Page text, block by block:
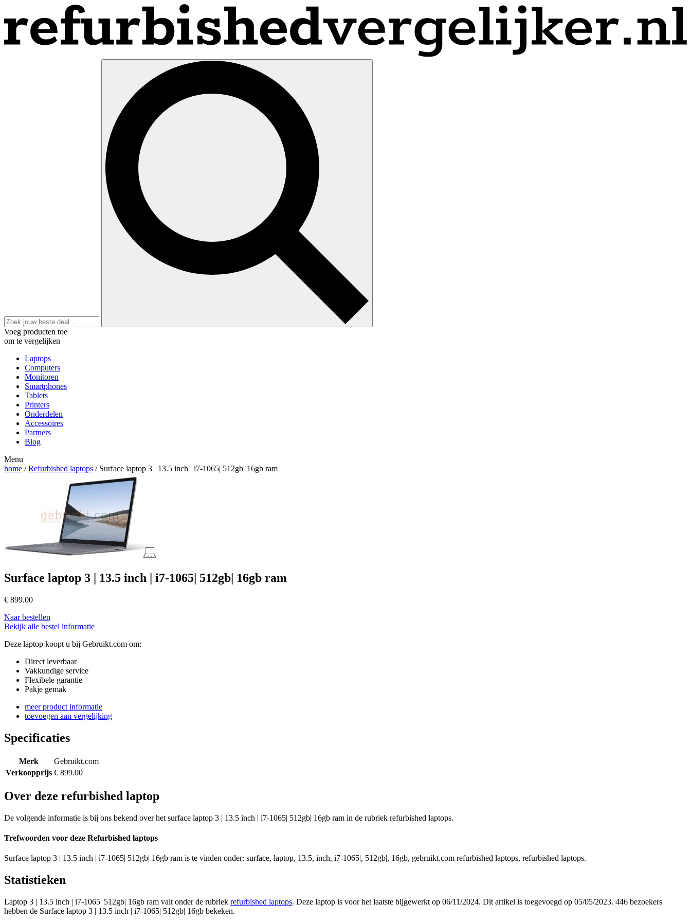
Voeg producten toe
om te vergelijken
Laptops
Computers
Monitoren
Smartphones
Tablets
Printers
Onderdelen
Accessoires
Partners
Blog
Menu
home /Refurbished laptops / Surface laptop 3 | 13.5 inch | i7-1065| 512gb| 16gb ram
Surface laptop 3 | 13.5 inch | i7-1065| 512gb| 16gb ram
€ 899.00
Naar bestellen
Bekijk alle bestel informatie
Deze laptop koopt u bij Gebruikt.com om:
Direct leverbaar
Vakkundige service
Flexibele garantie
Pakje gemak
meer product informatie
toevoegen aan vergelijking
Specificaties
Merk
Gebruikt.com
Verkoopprijs € 899.00
Over deze refurbished laptop
De volgende informatie is bij ons bekend over het surface laptop 3 | 13.5 inch | i7-1065| 512gb| 16gb ram in de rubriek refurbished laptops.
Trefwoorden voor deze Refurbished laptops
Surface laptop 3 | 13.5 inch | i7-1065| 512gb| 16gb ram is te vinden onder: surface, laptop, 13.5, inch, i7-1065|, 512gb|, 16gb, gebruikt.com refurbished laptops, refurbished laptops.
Statistieken
Laptop 3 | 13.5 inch | i7-1065| 512gb| 16gb ram valt onder de rubriek refurbished laptops. Deze laptop is voor het laatste bijgewerkt op 06/11/2024. Dit artikel is toegevoegd op 05/05/2023. 446 bezoekers
hebben de Surface laptop 3 | 13.5 inch | i7-1065| 512gb| 16gb bekeken.